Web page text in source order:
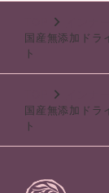
国産無添加ドラ
ト
国産無添加ドラ
ト